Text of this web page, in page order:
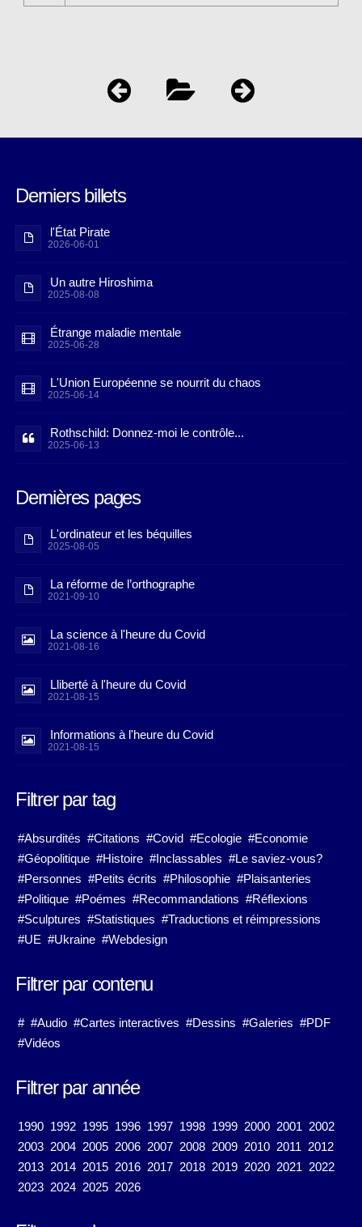
Derniers billets
l'État Pirate
2026-06-01
Un autre Hiroshima
2025-08-08
Étrange maladie mentale
2025-06-28
L'Union Européenne se nourrit du chaos
2025-06-14
Rothschild: Donnez-moi le contrôle...
2025-06-13
Dernières pages
L'ordinateur et les béquilles
2025-08-05
La réforme de l’orthographe
2021-09-10
La science à l'heure du Covid
2021-08-16
Lliberté à l'heure du Covid
2021-08-15
Informations à l'heure du Covid
2021-08-15
Filtrer par tag
#Absurdités #Citations #Covid #Ecologie #Economie
#Géopolitique #Histoire #Inclassables #Le saviez-vous?
#Personnes #Petits écrits #Philosophie #Plaisanteries
#Politique #Poémes #Recommandations #Réflexions
#Sculptures #Statistiques #Traductions et réimpressions
#UE #Ukraine #Webdesign
Filtrer par contenu
# #Audio #Cartes interactives #Dessins #Galeries #PDF
#Vidéos
Filtrer par année
1990 1992 1995 1996 1997 1998 1999 2000 2001 2002
2003 2004 2005 2006 2007 2008 2009 2010 2011 2012
2013 2014 2015 2016 2017 2018 2019 2020 2021 2022
2023 2024 2025 2026